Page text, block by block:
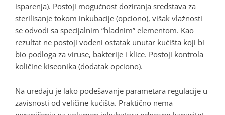
isparenja). Postoji mogućnost doziranja sredstava za
sterilisanje tokom inkubacije (opciono), višak vlažnosti
se odvodi sa specijalnim “hladnim” elementom. Kao
rezultat ne postoji vodeni ostatak unutar kućišta koji bi
bio podloga za viruse, bakterije i klice. Postoji kontrola
količine kiseonika (dodatak opciono).
Na uređaju je lako podešavanje parametara regulacije u
zavisnosti od veličine kućišta. Praktično nema